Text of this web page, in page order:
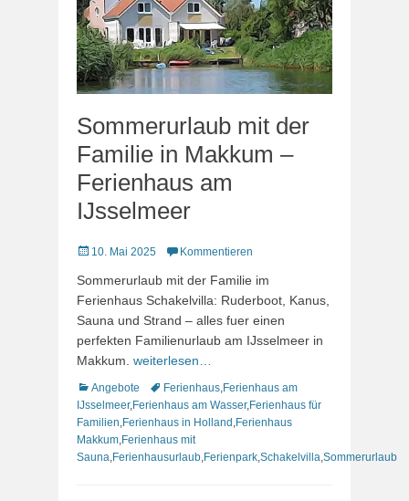
Sommerurlaub mit der
Familie in Makkum –
Ferienhaus am
IJsselmeer
Veröffentlicht
10. Mai 2025 Kommentieren
Sommerurlaub mit der Familie im
Ferienhaus Schakelvilla: Ruderboot, Kanus,
Sauna und Strand – alles fuer einen
perfekten Familienurlaub am IJsselmeer in
Makkum. weiterlesen…
Kategorien
Angebote Schlagworte
Ferienhaus Ferienhaus am
IJsselmeer, Ferienhaus am Wasser, Ferienhaus für
Familien Ferienhaus in Holland Ferienhaus
Makkum Ferienhaus mit
Sauna Ferienhausurlaub Ferienpark Schakelvilla Sommerurlaub